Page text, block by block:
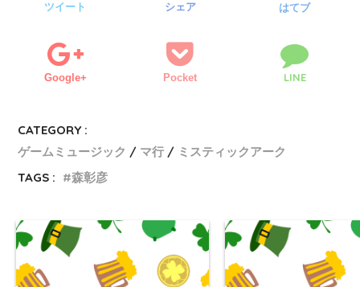
ツイート シェア はてブ
Google+ Pocket LINE
CATEGORY :
ゲームミュージック
マ行
ミスティックアーク
TAGS :
森彰彦